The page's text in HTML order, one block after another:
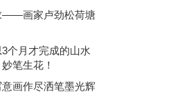
——画家卢劲松荷塘
个月才完成的山水
笔生花！
画作尽洒笔墨光辉